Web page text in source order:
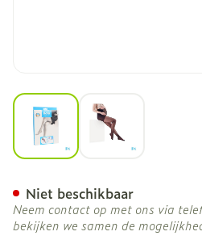
View larger image
Niet beschikbaar
Neem contact op met ons via
bekijken we samen de